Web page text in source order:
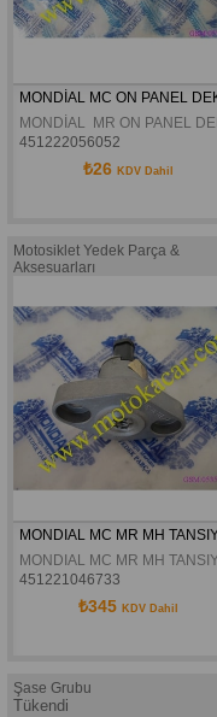
MONDİAL  MR ON PANEL
451222056052
₺26 KDV Dahil
Motosiklet Yedek Parça &
Aksesuarları
451221046733
₺345 KDV Dahil
Şase Grubu
Tükendi